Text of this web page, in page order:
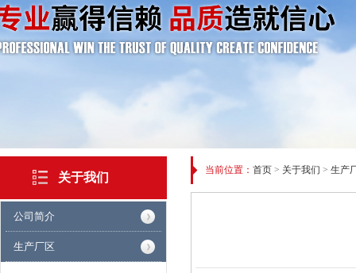
关于我们
公司简介
生产厂区
当前位置： 首页 > 关于我们 > 生产